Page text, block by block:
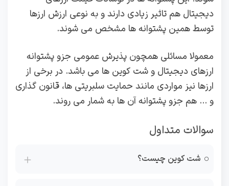
دیجیتال هم تاثیر زیادی دارند و به نوعی ارزش ارزها
توسط همین پشتوانه ها مشخص می شوند.
معمولا مسائلی همچون پذیرش عمومی جزو پشتوانه
ارزهای دیجیتال و شت کوین ها می باشد. در برخی از
ارزها نیز مواردی مانند حمایت سلبریتی ها، قانون گذاری
و … هم جزو پشتوانه آن ها به شمار می روند.
سوالات متداول
شت کوین چیست؟